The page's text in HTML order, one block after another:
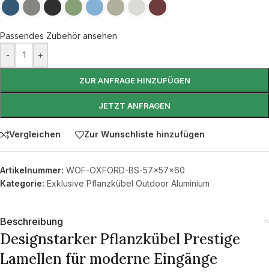
Passendes Zubehör ansehen
-
+
ZUR ANFRAGE HINZUFÜGEN
JETZT ANFRAGEN
Vergleichen Zur Wunschliste hinzufügen
Artikelnummer: WOF-OXFORD-BS-57x57x60
Kategorie: Exklusive Pflanzkübel Outdoor Aluminium
Beschreibung
Designstarker Pflanzkübel Prestige
Lamellen für moderne Eingänge